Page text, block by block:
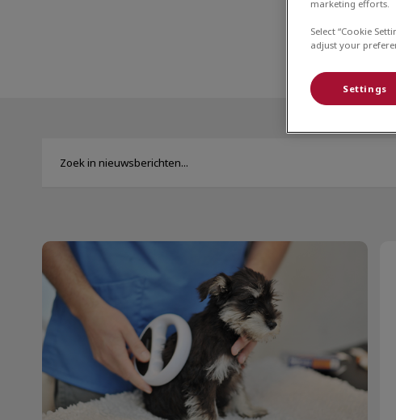
Chippen en registreren honden
marketing efforts.
Select “Cookie
adjust your
Settings